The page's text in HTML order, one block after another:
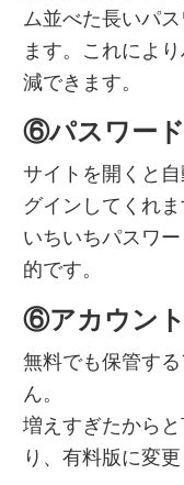
ム並べた長いパ
ます。これによ
減できます。
⑥パスワー
サイトを開くと
グインしてくれま
いちいちパスワ
的です。
⑥アカウン
無料でも保管す
ん。
増えすぎたから
り、有料版に変